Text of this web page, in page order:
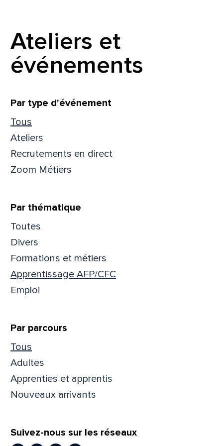
Ateliers et
événements
Filtrer
Par type d'événement
Tous
Ateliers
Recrutements en direct
Zoom Métiers
Par thématique
Toutes
Divers
Formations et métiers
Apprentissage AFP/CFC
Emploi
Par parcours
Tous
Adultes
Apprenties et apprentis
Nouveaux arrivants
Suivez-nous sur les réseaux